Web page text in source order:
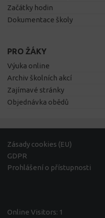
Začátky hodin
Dokumentace školy
PRO ŽÁKY
Výuka online
Archiv školních akcí
Zajímavé stránky
Objednávka obědů
Zásady cookies (EU)
GDPR
Prohlášení o přístupnosti
Online Visitors: 1